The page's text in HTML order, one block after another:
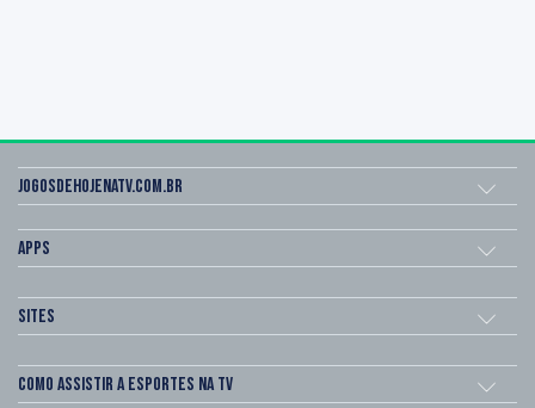
Jogosdehojenatv.com.br
Apps
Sites
Como assistir a esportes na TV